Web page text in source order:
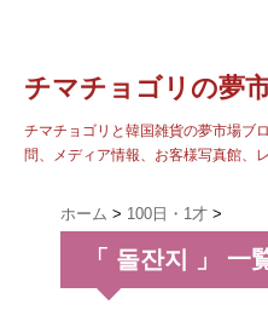
チマチョゴリの夢
チマチョゴリと韓国雑貨の夢市場ブ
問、メディア情報、お客様写真館、
ホーム > 100日・1才 >
「 돌잔지 」 一